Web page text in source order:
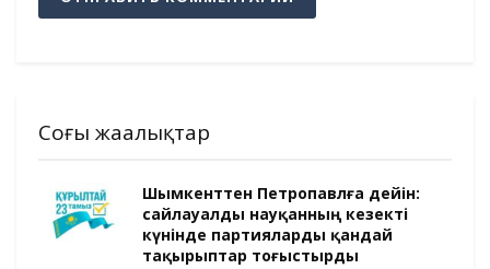
Соңғы жаңалықтар
Шымкенттен Петропавлға дейін:
сайлауалды науқанның кезекті
күнінде партияларды қандай
тақырыптар тоғыстырды